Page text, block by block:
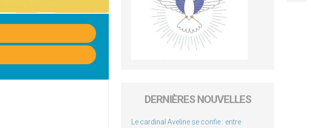
DERNIÈRES NOUVELLES
Le cardinal Aveline se confie : entre